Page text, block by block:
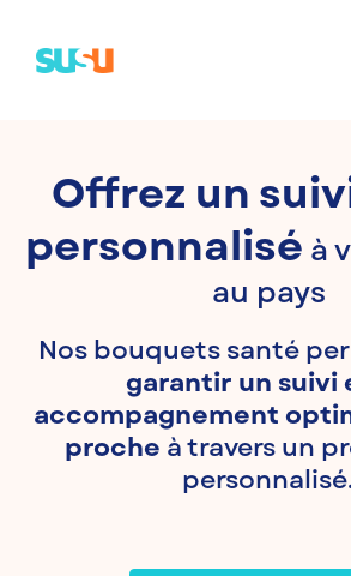
Offrez un
personnalisé à
au pays
Nos bouquets santé
garantir un suivi
accompagnement
proche à travers un